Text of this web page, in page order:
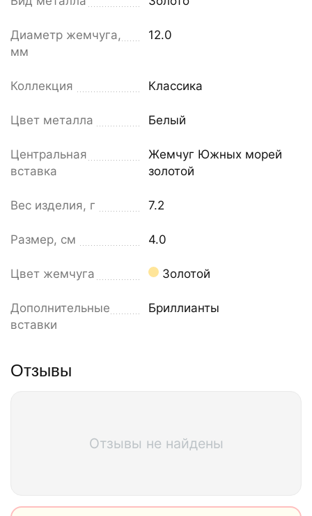
Диаметр жемчуга,
мм
12.0
Коллекция Классика
Цвет металла Белый
Центральная
вставка
Жемчуг Южных морей
золотой
Вес изделия, г 7.2
Размер, см 4.0
Цвет жемчуга Золотой
Дополнительные
вставки
Бриллианты
Отзывы
Отзывы не найдены